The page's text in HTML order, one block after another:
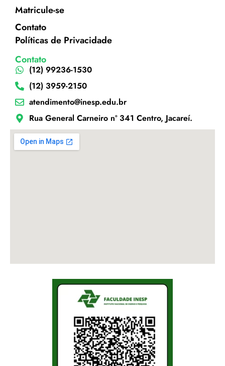
Matricule-se
Contato
Políticas de Privacidade
Contato
(12) 99236-1530
(12) 3959-2150
atendimento@inesp.edu.br
Rua General Carneiro nº 341 Centro, Jacareí.